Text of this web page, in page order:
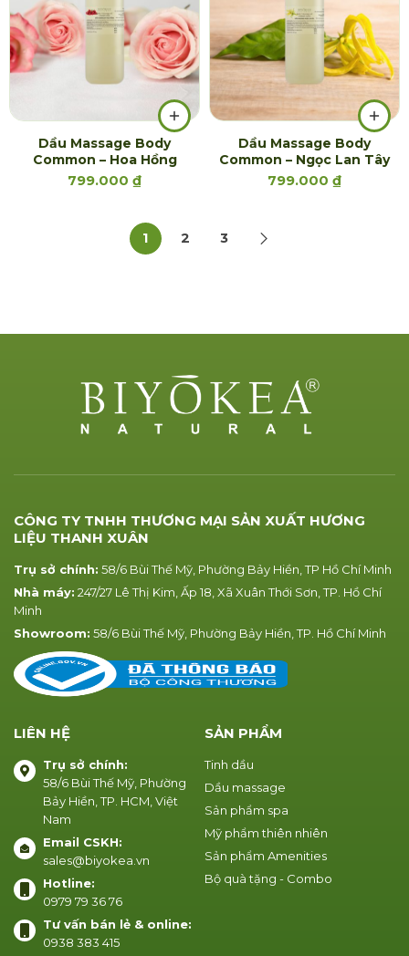
Dầu Massage Body
Common – Hoa Hồng
799.000 ₫
Dầu Massage Body
Common – Ngọc Lan Tây
799.000 ₫
1 2 3
CÔNG TY TNHH THƯƠNG MẠI SẢN XUẤT HƯƠNG
LIỆU THANH XUÂN
Trụ sở chính: 58/6 Bùi Thế Mỹ, Phường Bảy Hiền, TP Hồ Chí Minh
Nhà máy: 247/27 Lê Thị Kim, Ấp 18, Xã Xuân Thới Sơn, TP. Hồ Chí
Minh
Showroom: 58/6 Bùi Thế Mỹ, Phường Bảy Hiền, TP. Hồ Chí Minh
SẢN PHẨM
Tinh dầu
Dầu massage
Sản phẩm spa
Mỹ phẩm thiên nhiên
Sản phẩm Amenities
Bộ quà tặng - Combo
LIÊN HỆ
Trụ sở chính:
58/6 Bùi Thế Mỹ, Phường
Bảy Hiền, TP. HCM, Việt
Nam
Email CSKH:
sales@biyokea.vn
Hotline:
0979 79 36 76
Tư vấn bán lẻ & online:
0938 383 415